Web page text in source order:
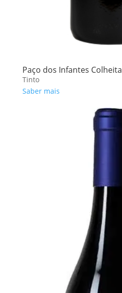
Paço dos Infantes Colheita
Tinto
Saber mais